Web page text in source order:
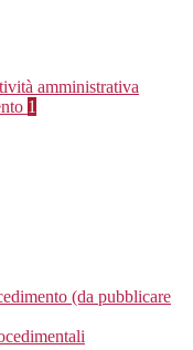
amministrativa
1
(da pubblicare